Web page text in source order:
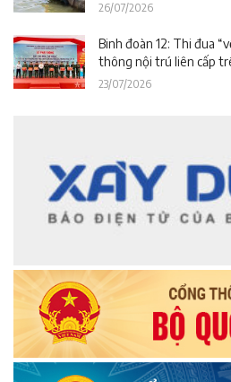
26/07/2026
Binh đoàn 12: Thi đua
thông nội trú liên cấp
23/07/2026